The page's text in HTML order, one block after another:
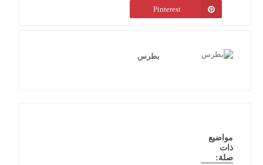
Pinterest
بطرس
مواضيع
ذات
صلة: